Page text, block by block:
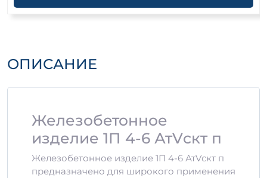
ОПИСАНИЕ
Железобетонное
изделие 1П 4-6 АтVскт п
Железобетонное изделие 1П 4-6 АтVскт п
предназначено для широкого применения